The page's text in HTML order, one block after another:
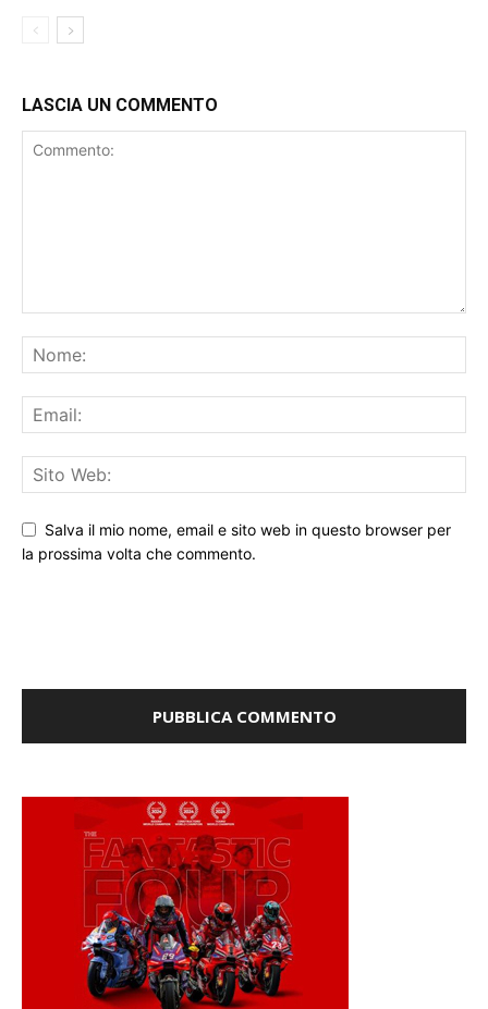
LASCIA UN COMMENTO
Salva il mio nome, email e sito web in questo browser per
la prossima volta che commento.